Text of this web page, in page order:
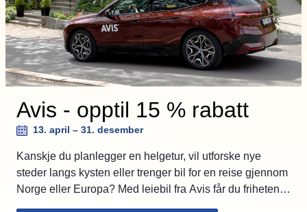
Avis - opptil 15 % rabatt
13. april – 31. desember
Kanskje du planlegger en helgetur, vil utforske nye
steder langs kysten eller trenger bil for en reise gjennom
Norge eller Europa? Med leiebil fra Avis får du friheten til